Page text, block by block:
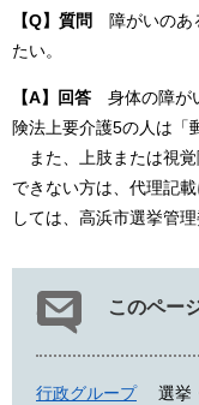
【Q】質問
障がいのあ
たい。
【A】回答 身体の障が
険法上要介護5の人は「
また、上肢または視覚
できない方は、代理記
しては、高浜市選挙管
このペー
行政グループ
選挙